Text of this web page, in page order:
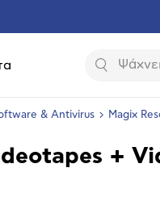
& Antivirus Magix
+